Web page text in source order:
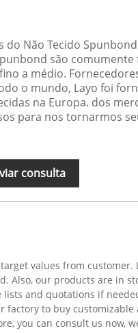
do Não Tecido Spunbond
são comumente
a médio.
o mundo, Layo foi
na Europa. dos
para nos tornarmos
consulta
values from customer.
Also, our products are in
and quotations if
factory to buy customizable
you can consult us now,